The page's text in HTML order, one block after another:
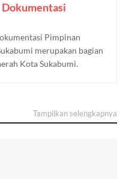
Dokumentasi
Pimpinan
merupakan bagian
Kota Sukabumi.
Tampilkan selengkapnya